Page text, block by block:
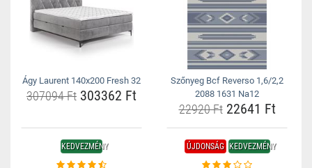
Ágy Laurent 140x200 Fresh 32
307094 Ft 303362 Ft
Szőnyeg Bcf Reverso 1,6/2,2
2088 1631 Na12
22920 Ft22641 Ft
KEDVEZMÉNY ÚJDONSÁG KEDVEZMÉNY